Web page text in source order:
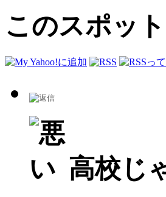
このスポッ
高校じ